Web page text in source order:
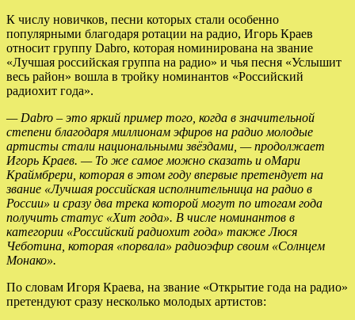
К числу новичков, песни которых стали особенно
популярными благодаря ротации на радио, Игорь Краев
относит группу Dabro, которая номинирована на звание
«Лучшая российская группа на радио» и чья песня «Услышит
весь район» вошла в тройку номинантов «Российский
радиохит года».
— Dabro – это яркий пример того, когда в значительной
степени благодаря миллионам эфиров на радио молодые
артисты стали национальными звёздами, — продолжает
Игорь Краев. — То же самое можно сказать и оМари
Краймбрери, которая в этом году впервые претендует на
звание «Лучшая российская исполнительница на радио в
России» и сразу два трека которой могут по итогам года
получить статус «Хит года». В числе номинантов в
категории «Российский радиохит года» также Люся
Чеботина, которая «порвала» радиоэфир своим «Солнцем
Монако».
По словам Игоря Краева, на звание «Открытие года на радио»
претендуют сразу несколько молодых артистов: